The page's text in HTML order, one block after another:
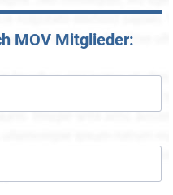
MOV Mitglieder: